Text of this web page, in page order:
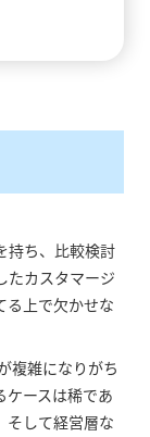
持ち、比較検討
たカスタマージ
る上で欠かせな
複雑になりがち
ケースは稀であ
そして経営層な